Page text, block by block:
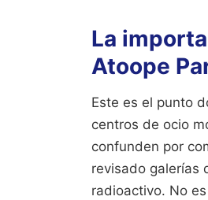
La
Atoope
Este es el punto
centros de ocio
confunden por
revisado galerías
radioactivo. No